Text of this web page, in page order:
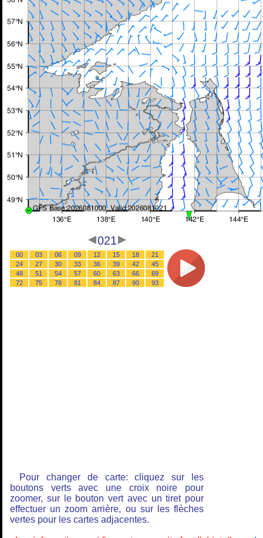
021
00 03 06 09 12 15 18
21
24
27 30 33 36 39 42
45
48
51 54 57 60 63 66
69
72
75 78 81 84 87 90 93
Pour changer de carte: cliquez sur les
boutons verts avec une croix noire pour
zoomer, sur le bouton vert avec un tiret pour
effectuer un zoom arrière, ou sur les flèches
vertes pour les cartes adjacentes.